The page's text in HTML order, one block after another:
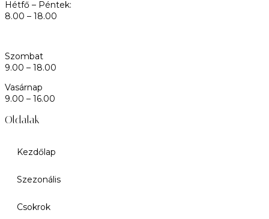
Hétfő – Péntek:
8.00 – 18.00
Szombat
9.00 – 18.00
Vasárnap
9.00 – 16.00
Oldalak
Kezdőlap
Szezonális
Csokrok